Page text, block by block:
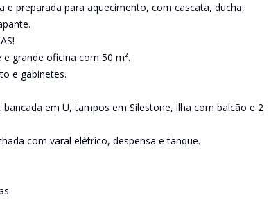
e preparada para aquecimento, com cascata, ducha,
grande oficina com 50 m².
e gabinetes.
em U, tampos em Silestone, ilha com balcão e 2
com varal elétrico, despensa e tanque.